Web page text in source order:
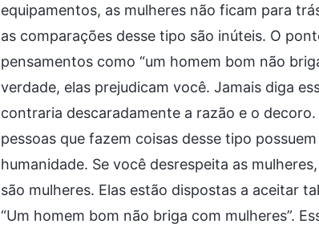
equipamentos, as mulheres não ficam para
as comparações desse tipo são inúteis. O
pensamentos como “um homem bom não
verdade, elas prejudicam você. Jamais diga
contraria descaradamente a razão e o
pessoas que fazem coisas desse tipo
humanidade. Se você desrespeita as
são mulheres. Elas estão dispostas a aceitar
“Um homem bom não briga com mulheres”.